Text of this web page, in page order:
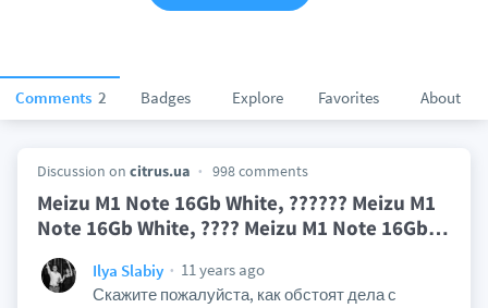
Comments 2 Badges Explore Favorites About
Discussion on citrus.ua 998 comments
Meizu M1 Note 16Gb White, ?????? Meizu M1
Note 16Gb White, ???? Meizu M1 Note 16Gb…
Ilya Slabiy
11 years ago
Скажите пожалуйста, как обстоят дела с